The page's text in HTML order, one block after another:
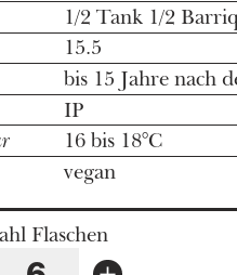
1/2 Tank 1/2
15.5
bis 15 Jahre nach
IP
16 bis 18°C
vegan
Flaschen